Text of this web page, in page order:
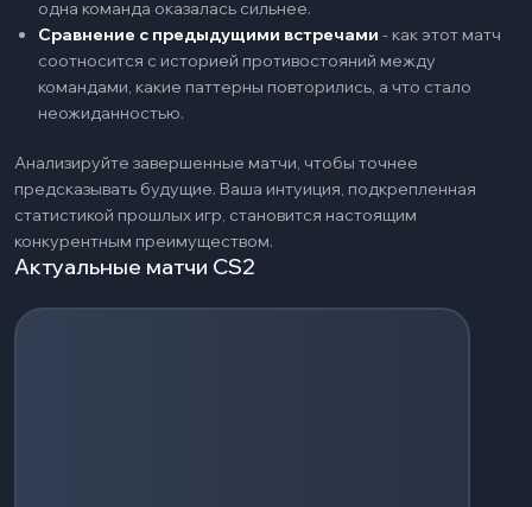
одна команда оказалась сильнее.
Сравнение с предыдущими встречами - как этот матч
соотносится с историей противостояний между
командами, какие паттерны повторились, а что стало
неожиданностью.
Анализируйте завершенные матчи, чтобы точнее
предсказывать будущие. Ваша интуиция, подкрепленная
статистикой прошлых игр, становится настоящим
конкурентным преимуществом.
Актуальные матчи CS2
Загрузка событий...